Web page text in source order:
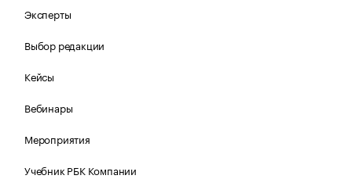
Эксперты
Выбор редакции
Кейсы
Вебинары
Мероприятия
Учебник РБК Компании